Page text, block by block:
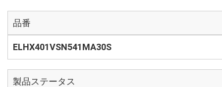
品番
ELHX401VSN541MA30S
製品ステータス